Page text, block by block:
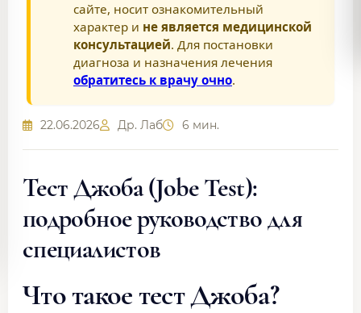
сайте, носит ознакомительный
характер и не является медицинской
консультацией. Для постановки
диагноза и назначения лечения
обратитесь к врачу очно.
22.06.2026 Др. Лаб 6 мин.
Тест Джоба (Jobe Test):
подробное руководство для
специалистов
Что такое тест Джоба?